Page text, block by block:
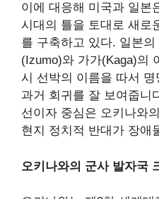
이에 대응해 미국과 일본
시대의 틀을 토대로 새로
를 구축하고 있다. 일본
(Izumo)와 가가(Kaga)의
시 선박의 이름을 따서
과거 회귀를 잘 보여줍니
선이자 중심은 오키나와
현지 정치적 반대가 장애
오키나와의 군사 발자국